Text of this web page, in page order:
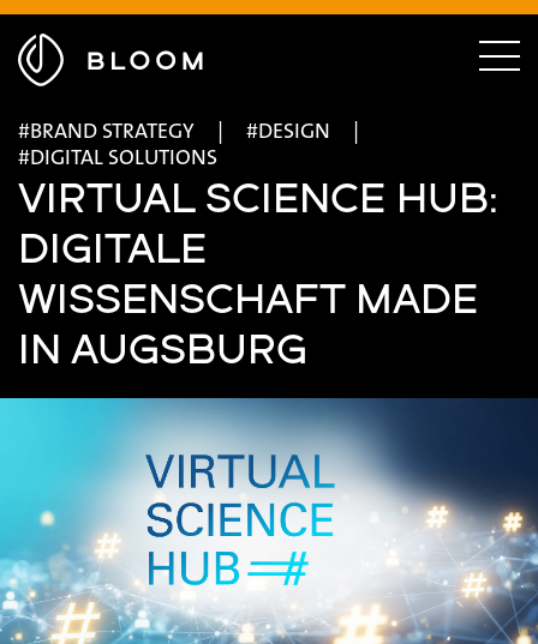
Menü
BRAND STRATEGY
DESIGN
DIGITAL SOLUTIONS
VIRTUAL SCIENCE HUB:
DIGITALE
WISSENSCHAFT MADE
IN AUGSBURG
Menü
ausblenden